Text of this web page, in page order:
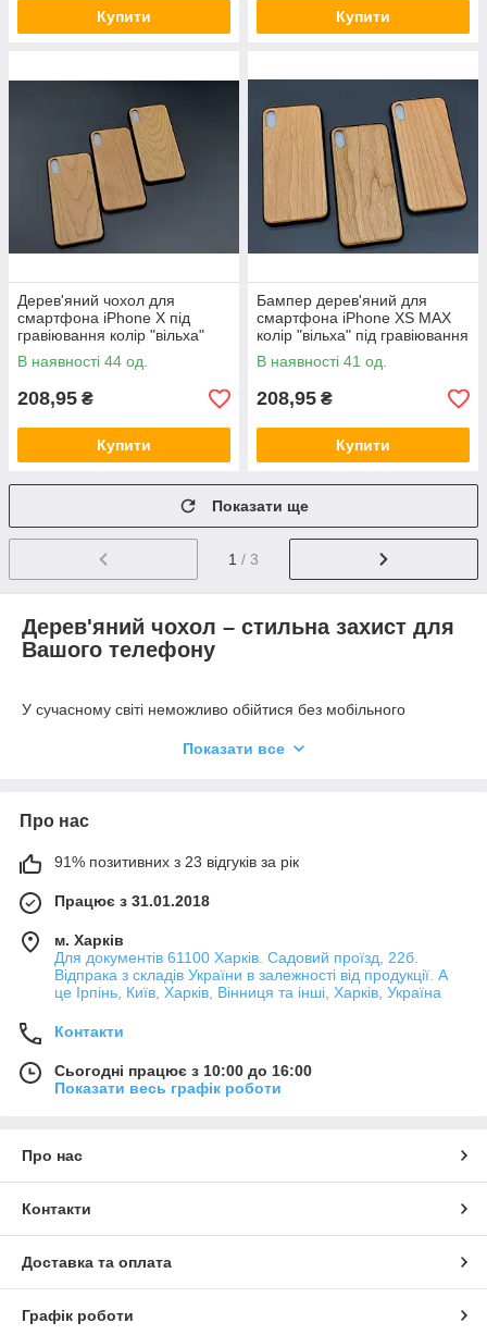
Купити Купити
Дерев'яний чохол для
смартфона iPhone X під
гравіювання колір "вільха"
В наявності 44 од.
208,95 ₴
Купити
Бампер дерев'яний для
смартфона iPhone XS MAX
колір "вільха" під гравіювання
В наявності 41 од.
208,95 ₴
Купити
Показати ще
1 / 3
Дерев'яний чохол – стильна захист для
Вашого телефону
У сучасному світі неможливо обійтися без мобільного
цей аксесуар вже став буденністю. Але і його потрібно
Одним з найголовніших засобів захисту є чохол для
телефону. Адже саме він може врятувати пристрій від
зовнішніх загроз – від вологи до падіння на асфальт.
Розберемо ж види чохлів, адже їх існує ціла безліч.
Бампер – рамка, розрахована тільки для бічних
сторін корпусу телефону. З мінусів – не захищає тильну
сторону смартфона.
Накладка. Один з найпопулярніших видів чохлів,
кількість різновидів подібних чохлів, як у дизайні, так і
матеріалів, з яких їх виготовляють.
зручності. З недоліків – збільшує обсяг смартфона,
передню панель постійно потрібно відкривати для
або візиток.
Однак має ряд недоліків: для користування смартфон
Показати все
Про нас
91% позитивних з 23 відгуків за рік
Працює з 31.01.2018
м. Харків
Для документів 61100 Харків. Садовий проїзд, 22б.
Відпрака з складів України в залежності від продукції. А
це Ірпінь, Київ, Харків, Вінниця та інші, Харків, Україна
Контакти
Сьогодні працює з 10:00 до 16:00
Показати весь графік роботи
Про нас
Контакти
Доставка та оплата
Графік роботи